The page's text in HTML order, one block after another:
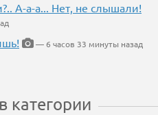
А-а-а... Нет, не слышали!
— 6 часов 33 минуты назад
категории